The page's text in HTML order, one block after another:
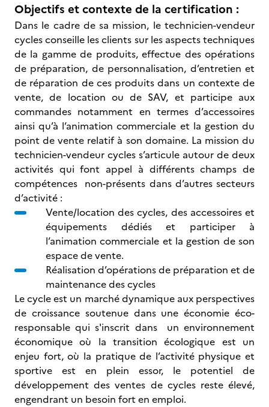
Objectifs et contexte de la certification :
Dans le cadre de sa mission, le technicien-vendeur
cycles conseille les clients sur les aspects techniques
de la gamme de produits, effectue des opérations
de préparation, de personnalisation, d’entretien et
de réparation de ces produits dans un contexte de
vente, de location ou de SAV, et participe aux
commandes notamment en termes d’accessoires
ainsi qu’à l’animation commerciale et la gestion du
point de vente relatif à son domaine. La mission du
technicien-vendeur cycles s’articule autour de deux
activités qui font appel à différents champs de
compétences non-présents dans d’autres secteurs
d’activité :
Vente/location des cycles, des accessoires et
équipements dédiés et participer à
l’animation commerciale et la gestion de son
espace de vente.
Réalisation d’opérations de préparation et de
maintenance des cycles
Le cycle est un marché dynamique aux perspectives
de croissance soutenue dans une économie éco-
responsable qui s'inscrit dans un environnement
économique où la transition écologique est un
enjeu fort, où la pratique de l’activité physique et
sportive est en plein essor, le potentiel de
développement des ventes de cycles reste élevé,
engendrant un besoin fort en emploi.